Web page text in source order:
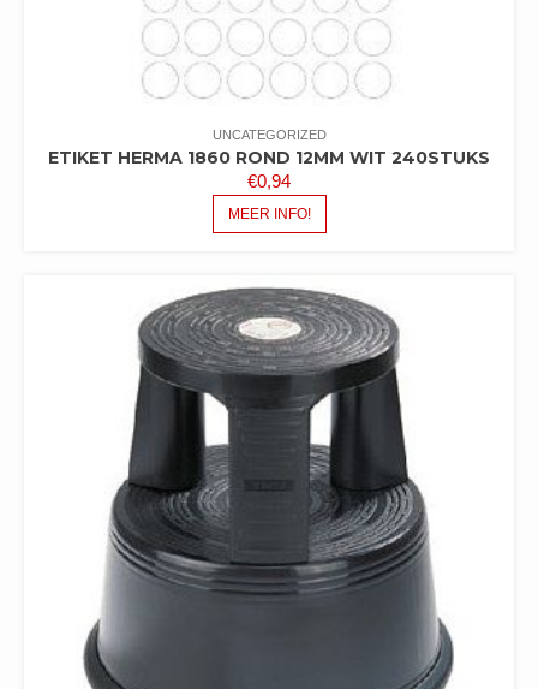
UNCATEGORIZED
ETIKET HERMA 1860 ROND 12MM WIT 240STUKS
€0,94
MEER INFO!